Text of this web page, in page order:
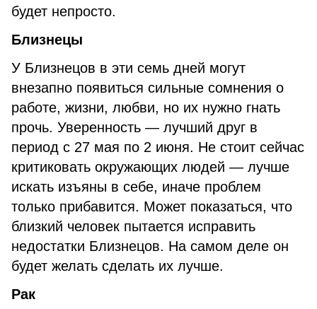
будет непросто.
Близнецы
У Близнецов в эти семь дней могут
внезапно появиться сильные сомнения о
работе, жизни, любви, но их нужно гнать
прочь. Уверенность — лучший друг в
период с 27 мая по 2 июня. Не стоит сейчас
критиковать окружающих людей — лучше
искать изъяны в себе, иначе проблем
только прибавится. Может показаться, что
близкий человек пытается исправить
недостатки Близнецов. На самом деле он
будет желать сделать их лучше.
Рак